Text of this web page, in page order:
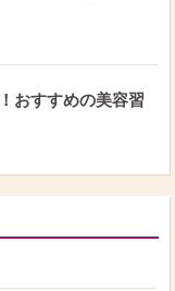
おすすめの美容習